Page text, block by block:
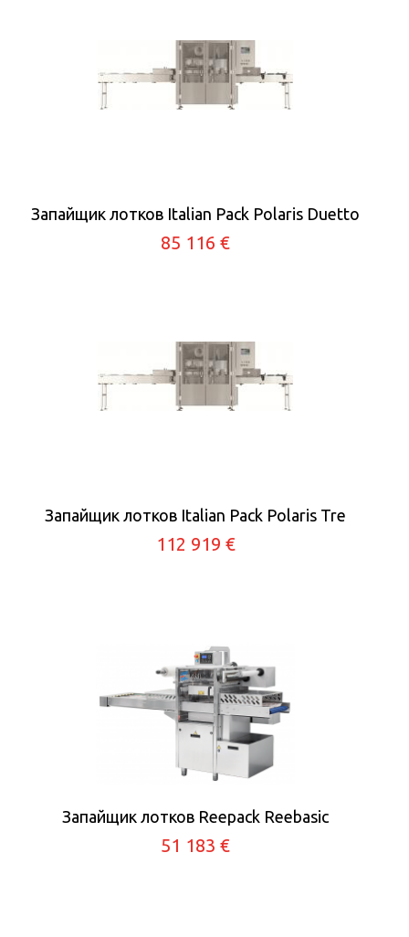
Запайщик лотков Italian Pack Polaris Duetto
85 116 €
Запайщик лотков Italian Pack Polaris Tre
112 919 €
Запайщик лотков Reepack Reebasic
51 183 €